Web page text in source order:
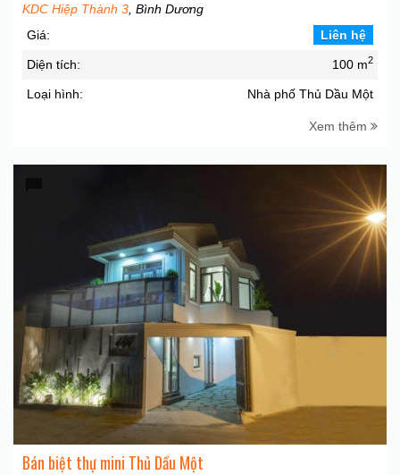
KDC Hiệp Thành 3 , Bình Dương
Giá:
Liên hệ
Diện tích: 100 m2
Loại hình: Nhà phố Thủ Dầu Một
Xem thêm
Bán biệt thự mini Thủ Dầu Một